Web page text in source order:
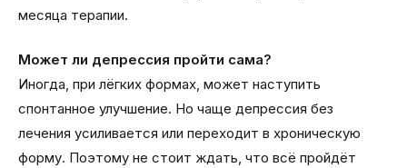
месяца терапии.
Может ли депрессия пройти сама?
Иногда, при лёгких формах, может наступить
спонтанное улучшение. Но чаще депрессия без
лечения усиливается или переходит в хроническую
форму. Поэтому не стоит ждать, что всё пройдёт